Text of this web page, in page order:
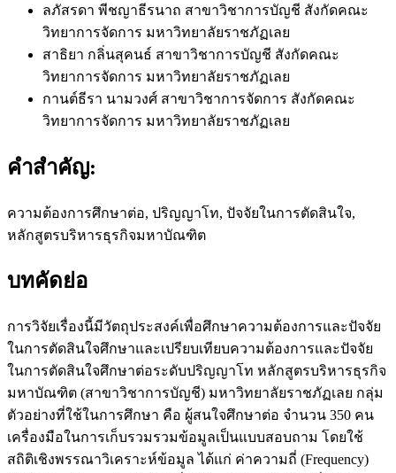
ลภัสรดา พีชญาธีรนาถ สาขาวิชาการบัญชี สังกัดคณะ
วิทยาการจัดการ มหาวิทยาลัยราชภัฏเลย
สาธิยา กลิ่นสุคนธ์ สาขาวิชาการบัญชี สังกัดคณะ
วิทยาการจัดการ มหาวิทยาลัยราชภัฏเลย
กานต์ธีรา นามวงศ์ สาขาวิชาการจัดการ สังกัดคณะ
วิทยาการจัดการ มหาวิทยาลัยราชภัฏเลย
คำสำคัญ:
ความต้องการศึกษาต่อ, ปริญญาโท, ปัจจัยในการตัดสินใจ,
หลักสูตรบริหารธุรกิจมหาบัณฑิต
บทคัดย่อ
การวิจัยเรื่องนี้มีวัตถุประสงค์เพื่อศึกษาความต้องการและปัจจัย
ในการตัดสินใจศึกษาและเปรียบเทียบความต้องการและปัจจัย
ในการตัดสินใจศึกษาต่อระดับปริญญาโท หลักสูตรบริหารธุรกิจ
มหาบัณฑิต (สาขาวิชาการบัญชี) มหาวิทยาลัยราชภัฏเลย กลุ่ม
ตัวอย่างที่ใช้ในการศึกษา คือ ผู้สนใจศึกษาต่อ จำนวน 350 คน
เครื่องมือในการเก็บรวมรวมข้อมูลเป็นแบบสอบถาม โดยใช้
สถิติเชิงพรรณาวิเคราะห์ข้อมูล ได้แก่ ค่าความถี่ (Frequency)